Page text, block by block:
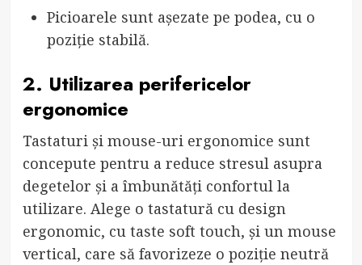
Picioarele sunt așezate pe podea, cu o
poziție stabilă.
2. Utilizarea perifericelor
ergonomice
Tastaturi și mouse-uri ergonomice sunt
concepute pentru a reduce stresul asupra
degetelor și a îmbunătăți confortul la
utilizare. Alege o tastatură cu design
ergonomic, cu taste soft touch, și un mouse
vertical, care să favorizeze o poziție neutră